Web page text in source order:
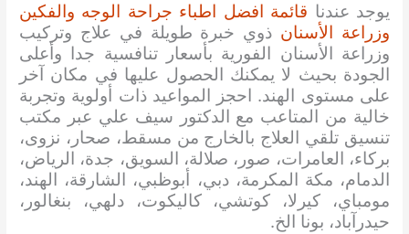
يوجد عندنا قائمة افضل اطباء جراحة الوجه والفكين
وزراعة الأسنان ذوي خبرة طويلة في علاج وتركيب
وزراعة الأسنان الفورية بأسعار تنافسية جدا وأعلى
الجودة بحيث لا يمكنك الحصول عليها في مكان آخر
على مستوى الهند. احجز المواعيد ذات أولوية وتجربة
خالية من المتاعب مع الدكتور سيف علي عبر مكتب
تنسيق تلقي العلاج بالخارج من مسقط، صحار، نزوى،
بركاء، العامرات، صور، صلالة، السويق، جدة، الرياض،
الدمام، مكة المكرمة، دبي، أبوظبي، الشارقة، الهند،
مومباي، كيرلا، كوتشي، كاليكوت، دلهي، بنغالور،
حيدرآباد، بونا الخ.